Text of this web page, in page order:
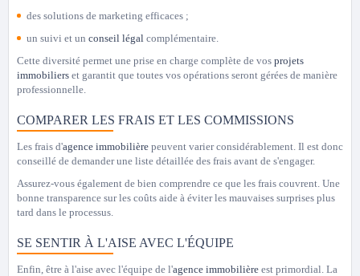
des solutions de marketing efficaces ;
un suivi et un conseil légal complémentaire.
Cette diversité permet une prise en charge complète de vos projets
immobiliers et garantit que toutes vos opérations seront gérées de manière
professionnelle.
COMPARER LES FRAIS ET LES COMMISSIONS
Les frais d'agence immobilière peuvent varier considérablement. Il est donc
conseillé de demander une liste détaillée des frais avant de s'engager.
Assurez-vous également de bien comprendre ce que les frais couvrent. Une
bonne transparence sur les coûts aide à éviter les mauvaises surprises plus
tard dans le processus.
SE SENTIR À L'AISE AVEC L'ÉQUIPE
Enfin, être à l'aise avec l'équipe de l'agence immobilière est primordial. La